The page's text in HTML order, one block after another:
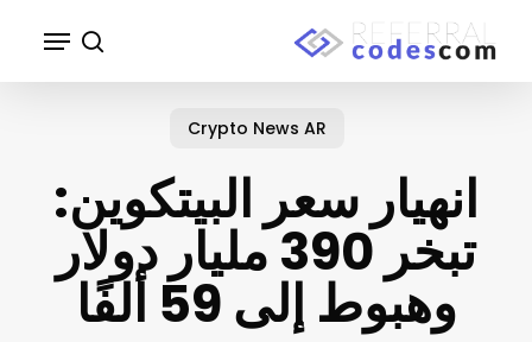
search
Menu
Crypto News AR
انهيار سعر البيتكوين:
تبخر 390 مليار دولار
وهبوط إلى 59 ألفًا